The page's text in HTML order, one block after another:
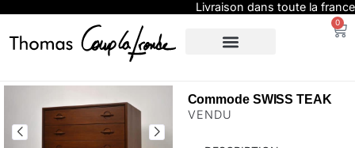
Livraison dans toute la france
0
Commode SWISS TEAK
VENDU